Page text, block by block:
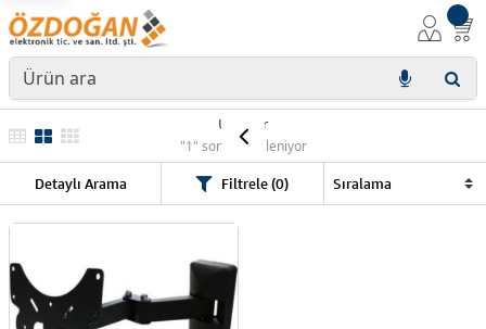
Ürünler
"1" sonuç listeleniyor
Detaylı Arama Filtrele (0)